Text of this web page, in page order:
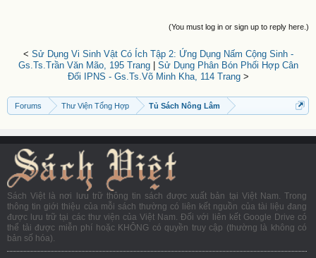
(You must log in or sign up to reply here.)
< Sử Dụng Vi Sinh Vật Có Ích Tập 2: Ứng Dụng Nấm Cộng Sinh -
Gs.Ts.Trần Văn Mão, 195 Trang| Sử Dụng Phân Bón Phối Hợp Cân
Đối IPNS - Gs.Ts.Võ Minh Kha, 114 Trang>
Forums Thư Viện Tổng Hợp Tủ Sách Nông Lâm
Sách Việt là nơi lưu trữ thông tin sách được xuất bản tại Việt Nam. Trong
thông tin giới thiệu của mỗi sách thường có liên kết nguồn của tài liệu đang
được lưu trữ tại các thư viện của Việt Nam. Đối với liên kết Google Drive có
thể tải được miễn phí hoặc KHÔNG có quyền truy cập (thường là không có
bản số hóa).